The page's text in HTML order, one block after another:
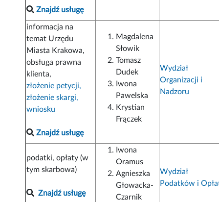
Znajdź usługę
informacja na
temat Urzędu
Miasta Krakowa,
obsługa prawna
klienta,
złożenie petycji,
złożenie skargi,
wniosku
Znajdź usługę
Magdalena
Słowik
Tomasz
Dudek
Iwona
Pawelska
Krystian
Frączek
Wydział
Organizacji i
Nadzoru
podatki, opłaty (w
tym skarbowa)
Znajdź usługę
Iwona
Oramus
Agnieszka
Głowacka-
Czarnik
Wydział
Podatków i